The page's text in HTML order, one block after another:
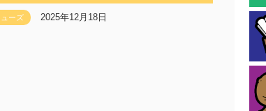
ーズ 2025年12月18日